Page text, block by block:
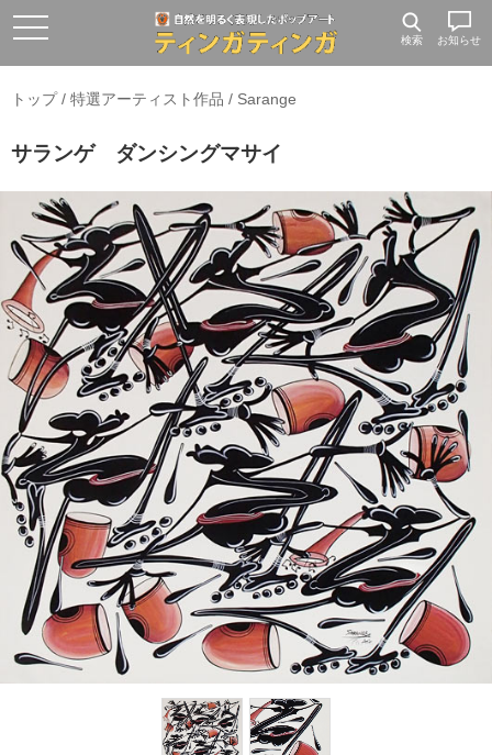
検索 お知らせ
トップ/ 特選アーティスト作品 / Sarange
サランゲ ダンシングマサイ